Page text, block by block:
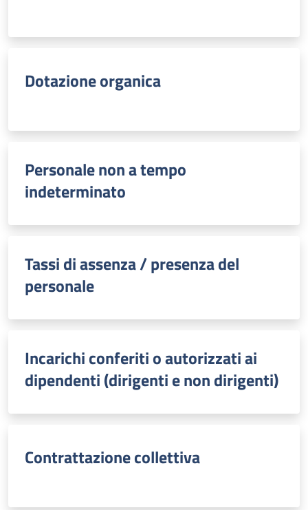
Dotazione organica
Personale non a tempo
indeterminato
Tassi di assenza / presenza del
personale
Incarichi conferiti o autorizzati ai
dipendenti (dirigenti e non dirigenti)
Contrattazione collettiva